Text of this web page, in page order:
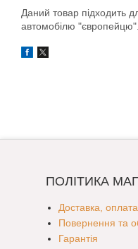
Даний товар підходить
автомобілю "європейцю".
ПОЛІТИКА
Доставка, оплата
Повернення та
Гарантія